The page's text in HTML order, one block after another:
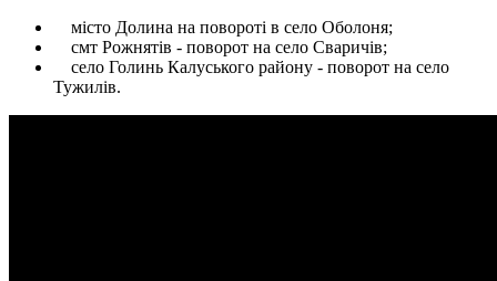
місто Долина на повороті в село Оболоня;
смт Рожнятів - поворот на село Сваричів;
село Голинь Калуського району - поворот на село
Тужилів.